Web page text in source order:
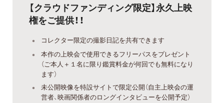
【クラウドファンディング限定】永久上映
権をご提供！！
コレクター限定の撮影日記を共有できます
本作の上映会で使用できるフリーパスをプレゼント
（ご本人＋１名に限り鑑賞料金が何回でも無料になり
ます）
未公開映像を特設サイトで限定公開（自主上映会の運
営者、映画関係者のロングインタビューを公開予定）